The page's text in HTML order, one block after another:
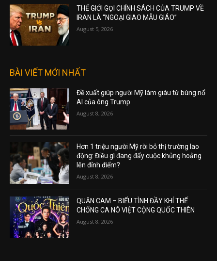
THẾ GIỚI GỌI CHÍNH SÁCH CỦA TRUMP VỀ
IRAN LÀ “NGOẠI GIAO MẪU GIÁO”
August 5, 2026
BÀI VIẾT MỚI NHẤT
Đề xuất giúp người Mỹ làm giàu từ bùng nổ
AI của ông Trump
August 8, 2026
Hơn 1 triệu người Mỹ rời bỏ thị trường lao
động: Điều gì đang đẩy cuộc khủng hoảng
lên đỉnh điểm?
August 8, 2026
QUẬN CAM – BIỂU TÌNH ĐẦY KHÍ THẾ
CHỐNG CA NÔ VIỆT CỘNG QUỐC THIÊN
August 8, 2026